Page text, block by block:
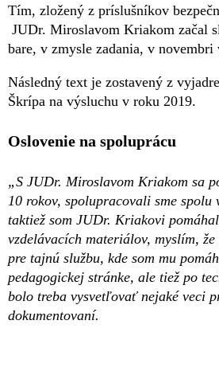
Tím, zložený z príslušníkov
JUDr. Miroslavom Kriakom začal
bare, v zmysle zadania, v novembri
Následný text je zostavený z
Škrípa na výsluchu v roku 2019.
Oslovenie na spoluprácu
„S JUDr. Miroslavom Kriakom sa
10 rokov, spolupracovali sme spolu
taktiež som JUDr. Kriakovi
vzdelávacích materiálov, myslím,
pre tajnú službu, kde som mu
pedagogickej stránke, ale tiež po
bolo treba vysvetľovať nejaké veci
dokumentovaní.